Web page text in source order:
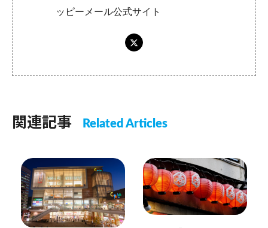
ッピーメール公式サイト
関連記事 Related Articles